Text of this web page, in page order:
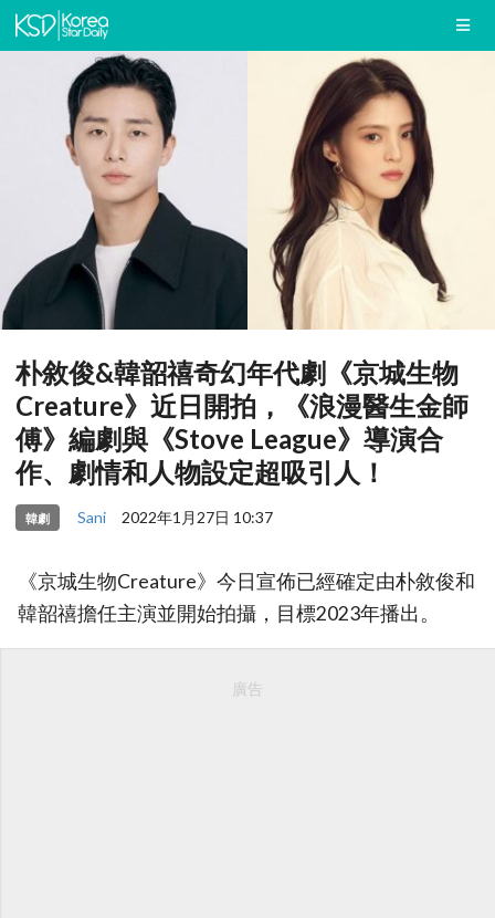
朴敘俊&韓韶禧奇幻年代劇《京城生物
Creature》近日開拍，《浪漫醫生金師
傅》編劇與《Stove League》導演合
作、劇情和人物設定超吸引人！
韓劇 Sani 2022年1月27日 10:37
《京城生物Creature》今日宣佈已經確定由朴敘俊和
韓韶禧擔任主演並開始拍攝，目標2023年播出。
廣告